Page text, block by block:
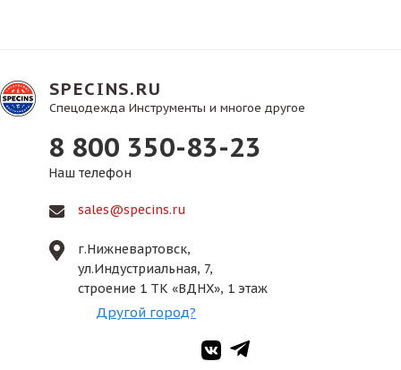
SPECINS.RU
Спецодежда Инструменты и многое другое
8 800 350-83-23
Наш телефон
sales@specins.ru
г.Нижневартовск,
ул.Индустриальная, 7,
строение 1 ТК «ВДНХ», 1 этаж
Другой город?